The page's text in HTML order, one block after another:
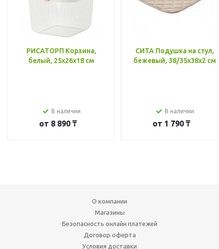
РИСАТОРП Корзина,
белый, 25x26x18 см
В наличии
от 8 890 ₸
СИТА Подушка на стул,
бежевый, 38/35x38x2 см
В наличии
от 1 790 ₸
О компании
Магазины
Безопасность онлайн платежей
Договор оферта
Условия доставки